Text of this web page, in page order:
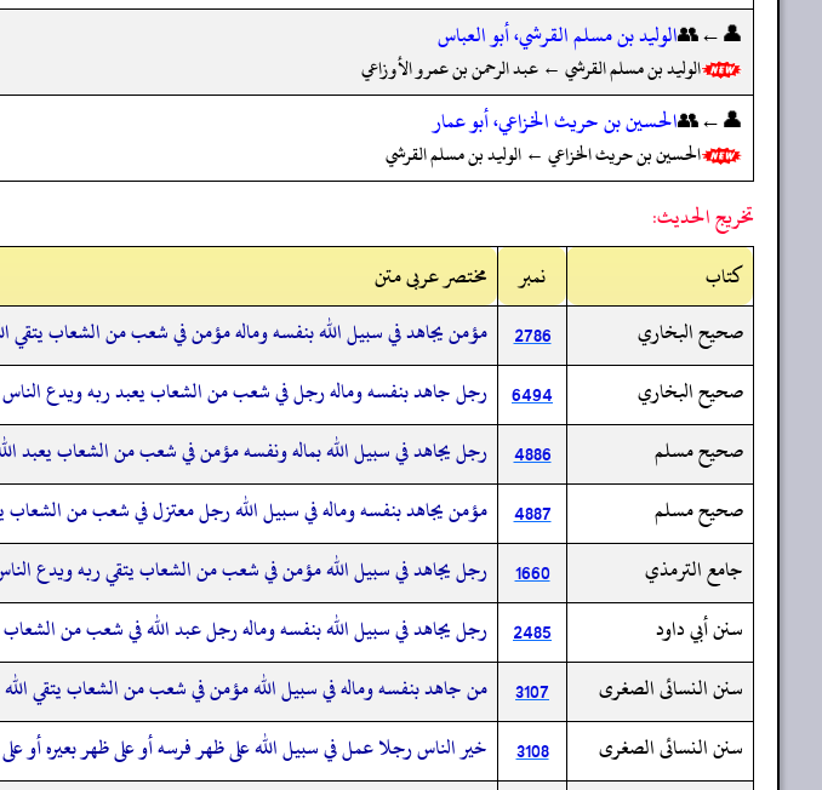
👤←👥الوليد بن مسلم القرشي، أبو العباس
الوليد بن مسلم القرشي ← عبد الرحمن بن عمرو الأوزاعي
👤←👥الحسين بن حريث الخزاعي، أبو عمار
الحسين بن حريث الخزاعي ← الوليد بن مسلم القرشي
تخريج الحديث:
کتاب
نمبر
مختصر عربی متن
صحيح البخاري
2786
مؤمن يجاهد في سبيل الله بنفسه وماله مؤمن في شعب من الشعاب يتقي
صحيح البخاري
6494
رجل جاهد بنفسه وماله رجل في شعب من الشعاب يعبد ربه ويدع
صحيح مسلم
4886
رجل يجاهد في سبيل الله بماله ونفسه مؤمن في شعب من الشعاب يعبد
صحيح مسلم
4887
مؤمن يجاهد بنفسه وماله في سبيل الله رجل معتزل في شعب من
جامع الترمذي
1660
رجل يجاهد في سبيل الله مؤمن في شعب من الشعاب يتقي ربه ويدع
سنن أبي داود
2485
رجل يجاهد في سبيل الله بنفسه وماله رجل عبد الله في شعب من
سنن النسائى الصغرى
3107
من جاهد بنفسه وماله في سبيل الله مؤمن في شعب من الشعاب يتقي
سنن النسائى الصغرى
3108
خير الناس رجلا عمل في سبيل الله على ظهر فرسه أو على ظهر بعيره أو